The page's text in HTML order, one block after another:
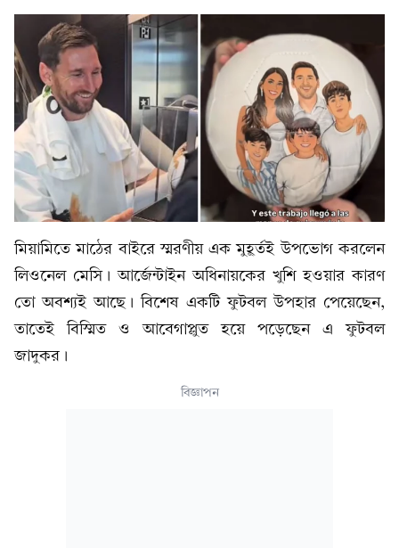
মিয়ামিতে মাঠের বাইরে স্মরণীয় এক মুহূর্তই উপভোগ করলেন
লিওনেল মেসি। আর্জেন্টাইন অধিনায়কের খুশি হওয়ার কারণ
তো অবশ্যই আছে। বিশেষ একটি ফুটবল উপহার পেয়েছেন,
তাতেই বিস্মিত ও আবেগাপ্লুত হয়ে পড়েছেন এ ফুটবল
জাদুকর।
বিজ্ঞাপন